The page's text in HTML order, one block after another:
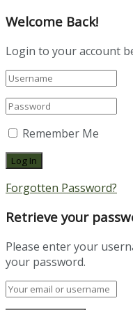
Welcome Back!
Login to your account
Remember Me
Forgotten Password?
Retrieve your
Please enter your
your password.